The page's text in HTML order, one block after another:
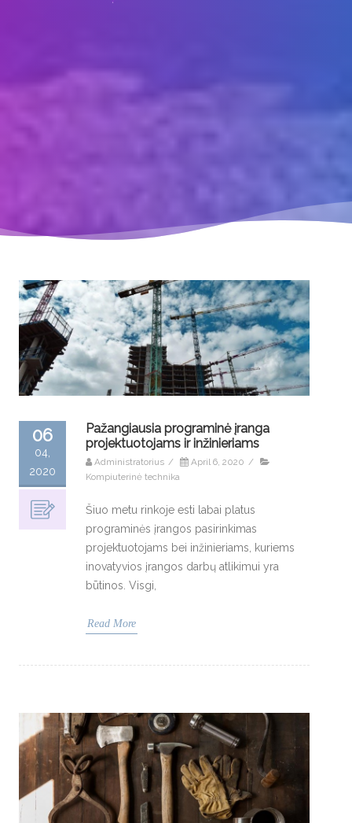
06
04,
2020
Pažangiausia programinė įranga
projektuotojams ir inžinieriams
Administratorius / April 6, 2020 /
Kompiuterinė technika
Šiuo metu rinkoje esti labai platus
programinės įrangos pasirinkimas
projektuotojams bei inžinieriams, kuriems
inovatyvios įrangos darbų atlikimui yra
būtinos. Visgi,
Read More